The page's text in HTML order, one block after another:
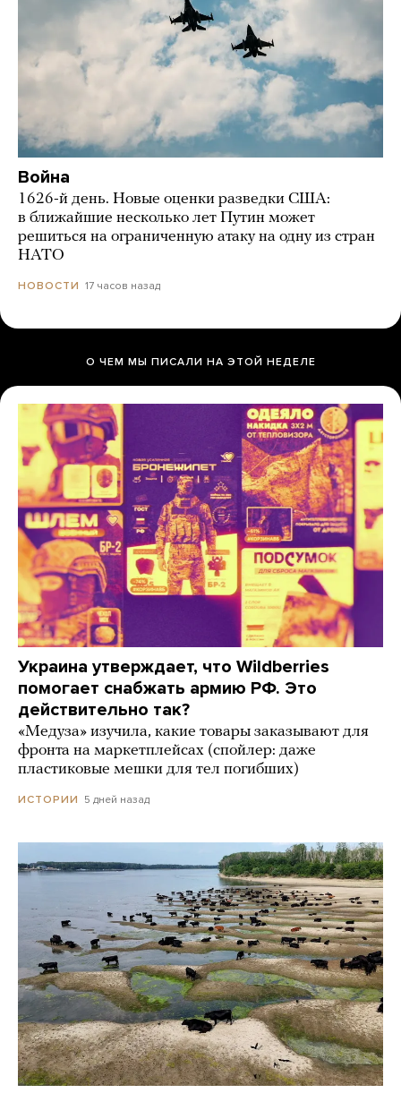
Война
1626-й день. Новые оценки разведки США:
в ближайшие несколько лет Путин может
решиться на ограниченную атаку на одну из стран
НАТО
НОВОСТИ 17 часов назад
О ЧЕМ МЫ ПИСАЛИ НА ЭТОЙ НЕДЕЛЕ
Украина утверждает, что Wildberries
помогает снабжать армию РФ. Это
действительно так?
«Медуза» изучила, какие товары заказывают для
фронта на маркетплейсах (спойлер: даже
пластиковые мешки для тел погибших)
ИСТОРИИ 5 дней назад